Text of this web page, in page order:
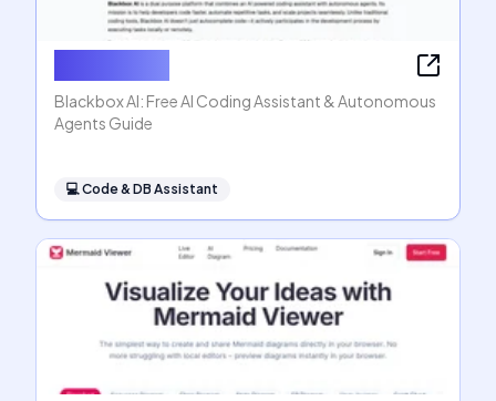
Blackbox AI: Free AI Coding Assistant & Autonomous
Agents Guide
💻Code & DB Assistant